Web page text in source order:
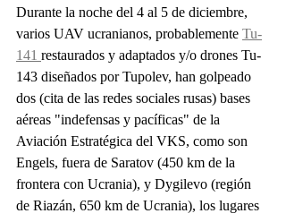
Durante la noche del 4 al 5 de diciembre,
varios UAV ucranianos, probablemente Tu-
141 restaurados y adaptados y/o drones Tu-
143 diseñados por Tupolev, han golpeado
dos (cita de las redes sociales rusas) bases
aéreas "indefensas y pacíficas" de la
Aviación Estratégica del VKS, como son
Engels, fuera de Saratov (450 km de la
frontera con Ucrania), y Dygilevo (región
de Riazán, 650 km de Ucrania), los lugares